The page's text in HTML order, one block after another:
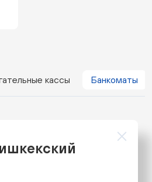
кассы Банкоматы